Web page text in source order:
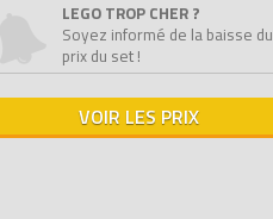
LEGO TROP CHER ?
Soyez informé de la baisse du
prix du set !
VOIR LES PRIX